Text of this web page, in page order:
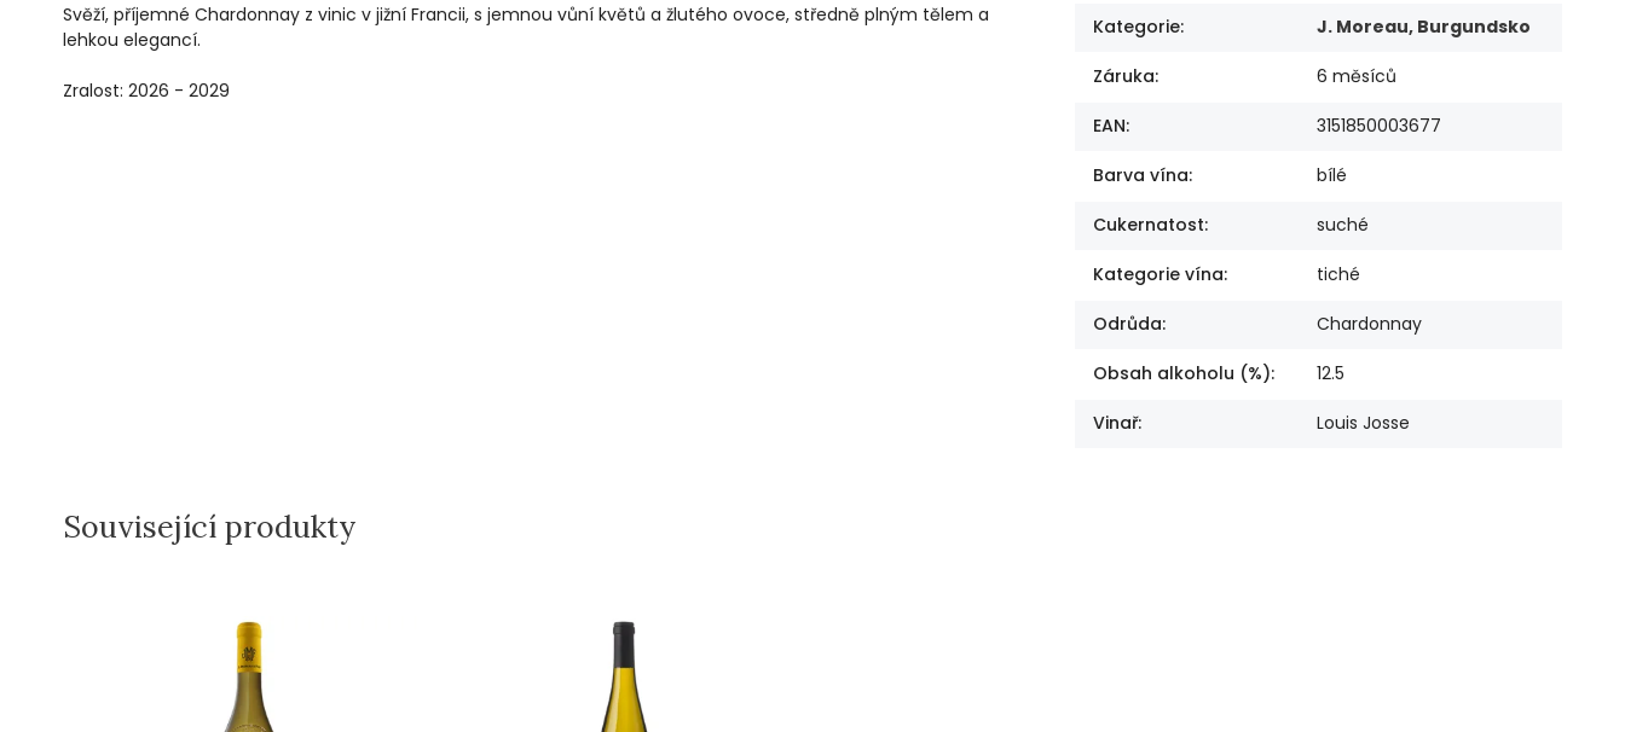
Svěží, příjemné Chardonnay z vinic v jižní Francii, s jemnou vůní květů a žlutého ovoce, středně plným tělem a
lehkou elegancí.
Zralost: 2026 - 2029
Kategorie: J. Moreau, Burgundsko
Záruka: 6 měsíců
EAN: 3151850003677
Barva vína: bílé
Cukernatost: suché
Kategorie vína: tiché
Odrůda: Chardonnay
Obsah alkoholu (%): 12.5
Vinař: Louis Josse
Související produkty